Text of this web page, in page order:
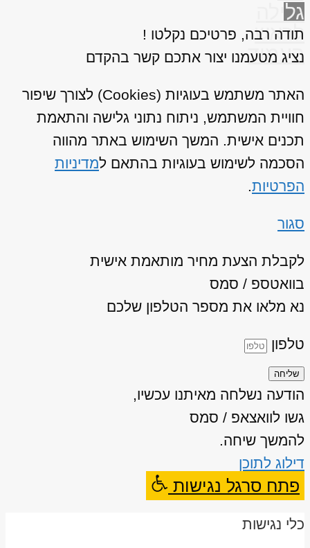
גלילה
לראש
העמוד
תודה רבה, פרטיכם נקלטו !
נציג מטעמנו יצור אתכם קשר בהקדם
האתר משתמש בעוגיות (Cookies) לצורך שיפור
חוויית המשתמש, ניתוח נתוני גלישה והתאמת
תכנים אישית. המשך השימוש באתר מהווה
הסכמה לשימוש בעוגיות בהתאם למדיניות
הפרטיות.
סגור
לקבלת הצעת מחיר מותאמת אישית
בוואטספ / סמס
נא מלאו את מספר הטלפון שלכם
טלפון
שליחה
הודעה נשלחה מאיתנו עכשיו,
גשו לוואצאפ / סמס
להמשך שיחה.
דילוג לתוכן
פתח סרגל נגישות
כלי נגישות